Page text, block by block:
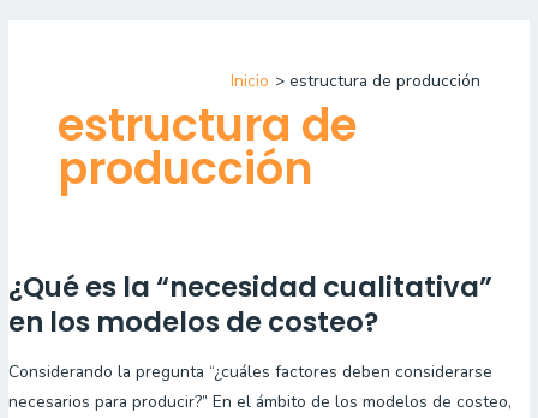
Inicio estructura de producción
estructura de
producción
¿Qué es la “necesidad cualitativa”
en los modelos de costeo?
Considerando la pregunta “¿cuáles factores deben considerarse
necesarios para producir?” En el ámbito de los modelos de costeo,
¿Qué
es
“necesidad
cualitativa”